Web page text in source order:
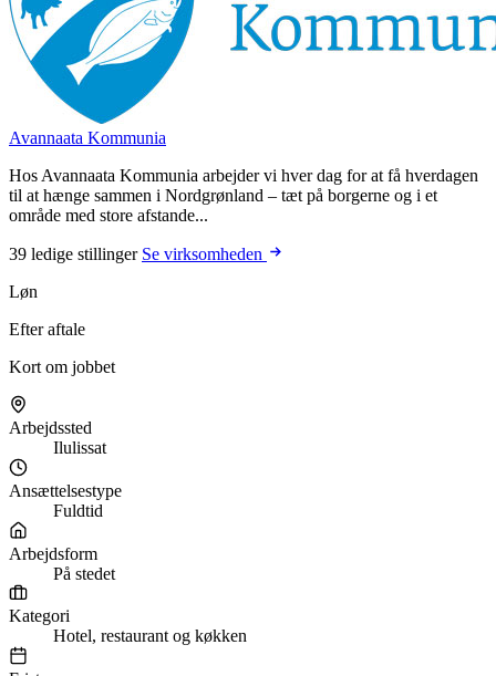
Avannaata Kommunia
Hos Avannaata Kommunia arbejder vi hver dag for at få hverdagen
til at hænge sammen i Nordgrønland – tæt på borgerne og i et
område med store afstande...
39 ledige stillinger Se virksomheden
Løn
Efter aftale
Kort om jobbet
Arbejdssted
Ilulissat
Ansættelsestype
Fuldtid
Arbejdsform
På stedet
Kategori
Hotel, restaurant og køkken